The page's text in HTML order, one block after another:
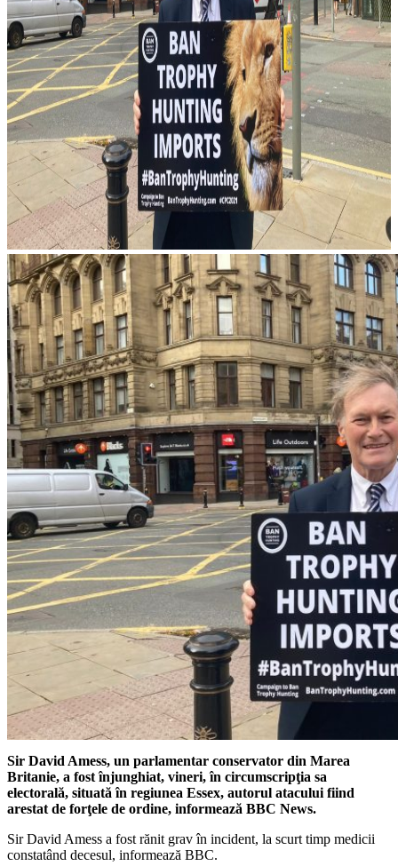
Sir David Amess, un parlamentar conservator din Marea
Britanie, a fost înjunghiat, vineri, în circumscripţia sa
electorală, situată în regiunea Essex, autorul atacului fiind
arestat de forţele de ordine, informează BBC News.
Sir David Amess a fost rănit grav în incident, la scurt timp medicii
constatând decesul, informează BBC.